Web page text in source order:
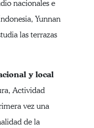
nacionales e
Yunnan
las terrazas
y local
Actividad
vez una
de la